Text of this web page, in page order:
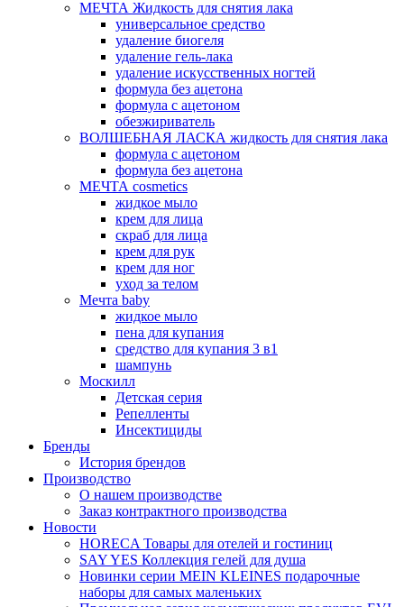
МЕЧТА Жидкость для снятия лака
универсальное средство
удаление биогеля
удаление гель-лака
удаление искусственных ногтей
формула без ацетона
формула с ацетоном
обезжириватель
ВОЛШЕБНАЯ ЛАСКА жидкость для снятия лака
формула с ацетоном
формула без ацетона
МЕЧТА cosmetics
жидкое мыло
крем для лица
скраб для лица
крем для рук
крем для ног
уход за телом
Мечта baby
жидкое мыло
пена для купания
средство для купания 3 в1
шампунь
Москилл
Детская серия
Репелленты
Инсектициды
Бренды
История брендов
Производство
О нашем производстве
Заказ контрактного производства
Новости
HORECA Товары для отелей и гостиниц
SAY YES Коллекция гелей для душа
Новинки серии MEIN KLEINES подарочные
наборы для самых маленьких